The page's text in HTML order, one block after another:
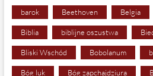
barok Beethoven Belgia
Biblia biblijne oszustwa
Bliski Wschód Bobolanum
Bóg luk Bóg zapchajdziura